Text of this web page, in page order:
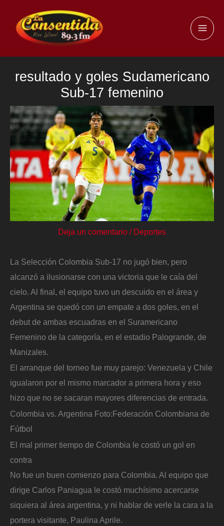
contenido
resultado y goles Sudamericano
Sub-17 femenino
Deja un comentario / Deportes
La Selección Colombia Sub-17 no jugó bien, pero
alcanzó a ilusionarse con una victoria que le caía del
cielo. Al final, el equipo tuvo un descuido en el área y
Argentina se quedó con un empate a dos goles, en el
debut de ambas escuadras en el Suramericano
Femenino de la categoría, en el estadio Palogrande, de
Manizales.
El arranque del torneo fue muy parejo: Venezuela y Chile
igualaron por el mismo marcador a primera hora y eso
hizo que no se sacaran mayores diferencias de entrada.
Colombia vs. Argentina Foto:Federación Colombiana de
Fútbol
El mal primer tiempo de Colombia le costó un gol en
contra
No fue un buen comienzo para Colombia. Al equipo que
dirige Carlos Paniagua le costó muchísimo acercarse
siquiera al área argentina, y ni hablar de verle la cara a la
portera visitante, Paulina Aprile.